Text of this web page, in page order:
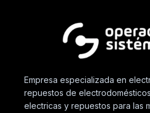
Empresa especializada en
repuestos de
electricas y repuestos para las